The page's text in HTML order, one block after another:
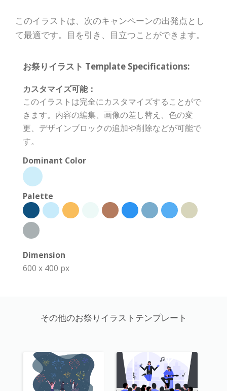
このイラストは、次のキャンペーンの出発点とし
て最適です。目を引き、目立つことができます。
お祭りイラスト Template Specifications:
カスタマイズ可能：
このイラストは完全にカスタマイズすることがで
きます。内容の編集、画像の差し替え、色の変
更、デザインブロックの追加や削除などが可能で
す。
Dominant Color
Palette
Dimension
600 x 400 px
その他のお祭りイラストテンプレート